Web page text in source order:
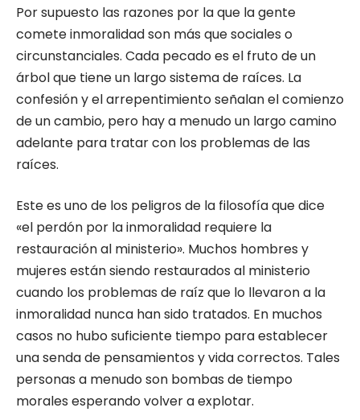
Por supuesto las razones por la que la gente
comete inmoralidad son más que sociales o
circunstanciales. Cada pecado es el fruto de un
árbol que tiene un largo sistema de raíces. La
confesión y el arrepentimiento señalan el comienzo
de un cambio, pero hay a menudo un largo camino
adelante para tratar con los problemas de las
raíces.
Este es uno de los peligros de la filosofía que dice
«el perdón por la inmoralidad requiere la
restauración al ministerio». Muchos hombres y
mujeres están siendo restaurados al ministerio
cuando los problemas de raíz que lo llevaron a la
inmoralidad nunca han sido tratados. En muchos
casos no hubo suficiente tiempo para establecer
una senda de pensamientos y vida correctos. Tales
personas a menudo son bombas de tiempo
morales esperando volver a explotar.